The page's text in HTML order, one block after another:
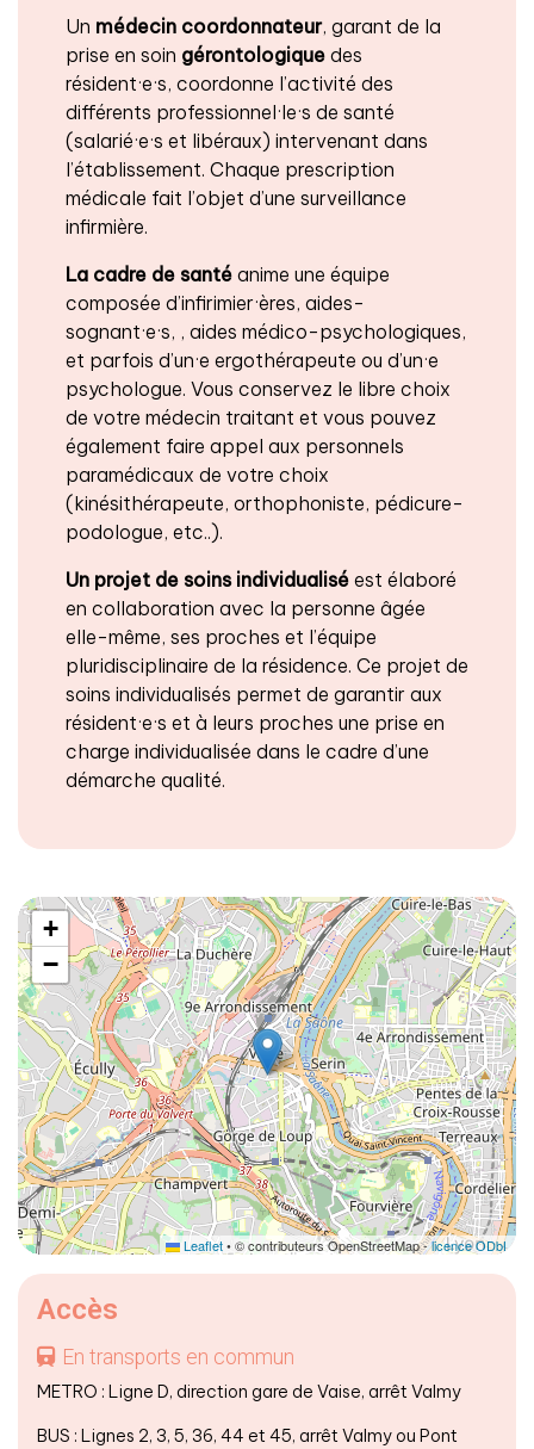
Un médecin coordonnateur, garant de la
prise en soin gérontologique des
résident·e·s, coordonne l’activité des
différents professionnel·le·s de santé
(salarié·e·s et libéraux) intervenant dans
l’établissement. Chaque prescription
médicale fait l’objet d’une surveillance
infirmière.
La cadre de santé anime une équipe
composée d’infirimier·ères, aides-
sognant·e·s, , aides médico-psychologiques,
et parfois d’un·e ergothérapeute ou d’un·e
psychologue. Vous conservez le libre choix
de votre médecin traitant et vous pouvez
également faire appel aux personnels
paramédicaux de votre choix
(kinésithérapeute, orthophoniste, pédicure-
podologue, etc..).
Un projet de soins individualisé est élaboré
en collaboration avec la personne âgée
elle-même, ses proches et l’équipe
pluridisciplinaire de la résidence. Ce projet de
soins individualisés permet de garantir aux
résident·e·s et à leurs proches une prise en
charge individualisée dans le cadre d’une
démarche qualité.
+
−
Leaflet• © contributeurs OpenStreetMap -licence ODbL
Accès
En transports en commun
METRO : Ligne D, direction gare de Vaise, arrêt Valmy
BUS : Lignes 2, 3, 5, 36, 44 et 45, arrêt Valmy ou Pont